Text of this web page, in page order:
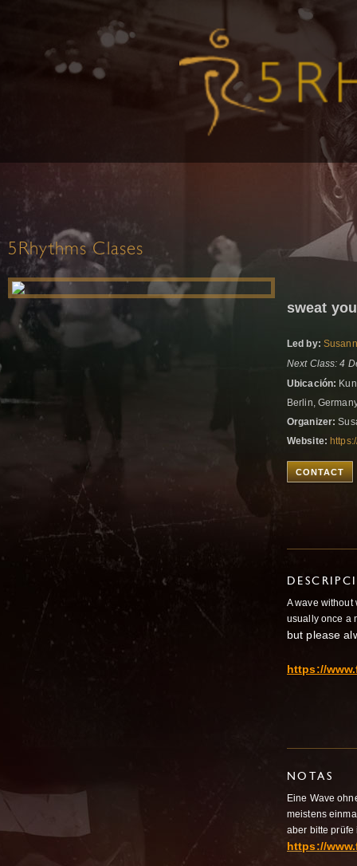
5Rhythms Clases
sweat
Led by:
Next Class: 4
Ubicación:
Berlin,
Organizer:
Website:
CONTACT
A wave
usually once a
but please
https://
NOTAS
Eine Wave
meistens
aber bitte prüfe
https://